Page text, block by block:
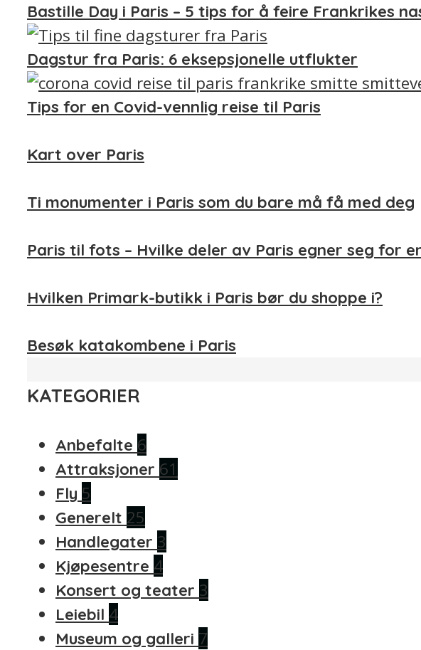
Bastille Day i Paris – 5 tips for å feire Frankrikes
Dagstur fra Paris: 6 eksepsjonelle utflukter
Tips for en Covid-vennlig reise til Paris
Kart over Paris
Ti monumenter i Paris som du bare må få med deg
Paris til fots – Hvilke deler av Paris egner seg for
Hvilken Primark-butikk i Paris bør du shoppe i?
Besøk katakombene i Paris
KATEGORIER
Anbefalte 6
Attraksjoner 61
Fly 5
Generelt 25
Handlegater 3
Kjøpesentre 4
Konsert og teater 3
Leiebil 4
Museum og galleri 7